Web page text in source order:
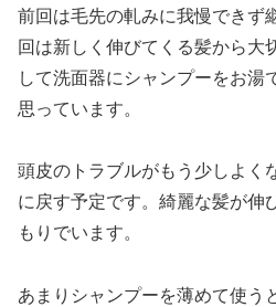
前回は毛先の軋みに我慢できず
回は新しく伸びてくる髪から大
して洗面器にシャンプーをお湯
思っています。
頭皮のトラブルがもう少しよく
に戻す予定です。綺麗な髪が伸
もりでいます。
あまりシャンプーを薄めて使う